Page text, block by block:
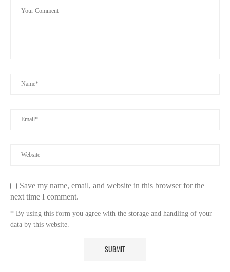
Save my name, email, and website in this browser for the
next time I comment.
* By using this form you agree with the storage and handling of your
data by this website.